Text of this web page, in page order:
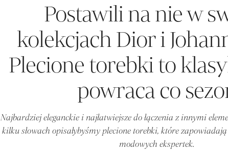
Postawili na nie w
kolekcjach Dior i
Plecione torebki to
powraca co
Najbardziej eleganckie i najłatwiejsze do łączenia z innymi
kilku słowach opisałybyśmy plecione torebki, które
modowych ekspertek.